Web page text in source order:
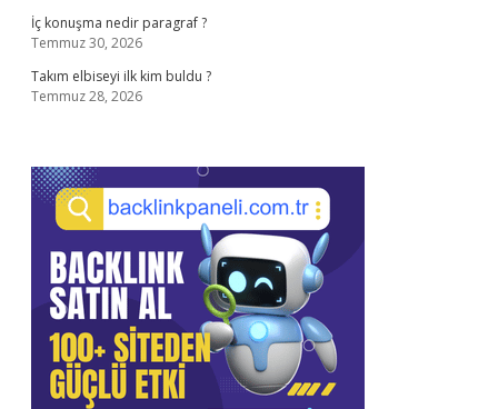
İç konuşma nedir paragraf ?
Temmuz 30, 2026
Takım elbiseyi ilk kim buldu ?
Temmuz 28, 2026